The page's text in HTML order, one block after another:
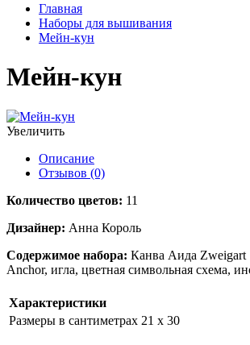
Главная
Наборы для вышивания
Мейн-кун
Мейн-кун
Увеличить
Описание
Отзывов (0)
Количество цветов: 11
Дизайнер: Анна Король
Содержимое набора: Канва Аида Zweigart
Anchor, игла, цветная символьная схема,
Характеристики
Размеры в сантиметрах 21 x 30